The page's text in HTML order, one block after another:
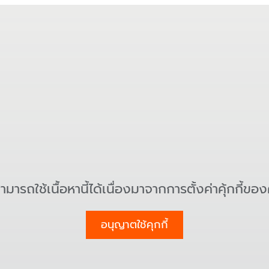
มารถใช้เนื้อหานี้ได้เนื่องมาจากการตั้งค่าคุ้กกี้ข
อนุญาตใช้คุกกี้